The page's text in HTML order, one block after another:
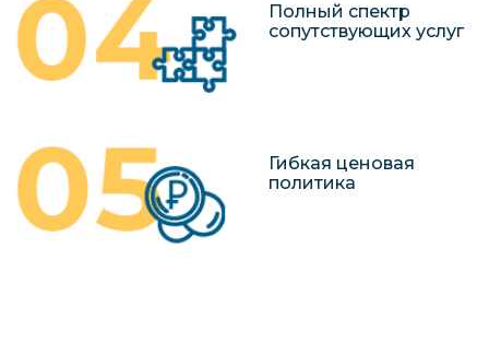
Полный спектр
сопутствующих услуг
Гибкая ценовая
политика